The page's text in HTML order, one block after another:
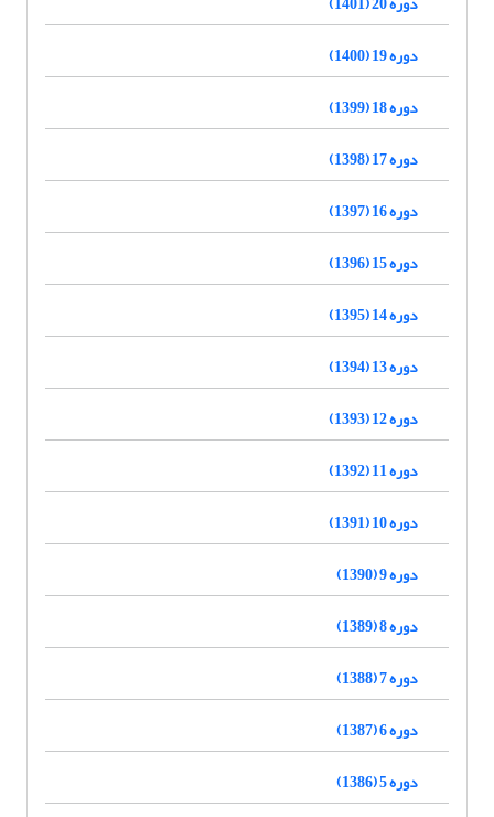
دوره 19 (1400)
دوره 18 (1399)
دوره 17 (1398)
دوره 16 (1397)
دوره 15 (1396)
دوره 14 (1395)
دوره 13 (1394)
دوره 12 (1393)
دوره 11 (1392)
دوره 10 (1391)
دوره 9 (1390)
دوره 8 (1389)
دوره 7 (1388)
دوره 6 (1387)
دوره 5 (1386)